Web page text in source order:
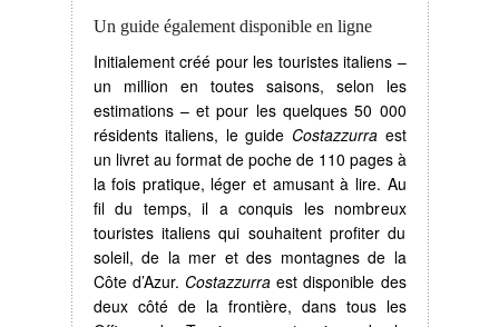
Un guide également disponible en ligne
Initialement créé pour les touristes italiens –
un million en toutes saisons, selon les
estimations – et pour les quelques 50 000
résidents italiens, le guide Costazzurraest
un livret au format de poche de 110 pages à
la fois pratique, léger et amusant à lire. Au
fil du temps, il a conquis les nombreux
touristes italiens qui souhaitent profiter du
soleil, de la mer et des montagnes de la
Côte d’Azur. Costazzurraest disponible des
deux côté de la frontière, dans tous les